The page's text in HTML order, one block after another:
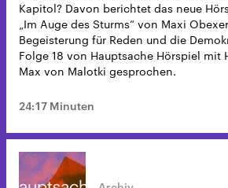
Kapitol? Davon berichtet das neue
„Im Auge des Sturms“ von Maxi
Begeisterung für Reden und die
Folge 18 von Hauptsache Hörspiel mit
Max von Malotki gesprochen.
24:17 Minuten